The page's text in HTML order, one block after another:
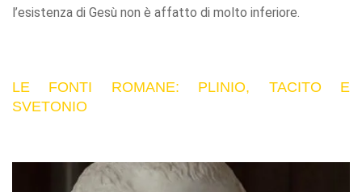
l’esistenza di Gesù non è affatto di molto inferiore.
LE FONTI ROMANE: PLINIO, TACITO E
SVETONIO